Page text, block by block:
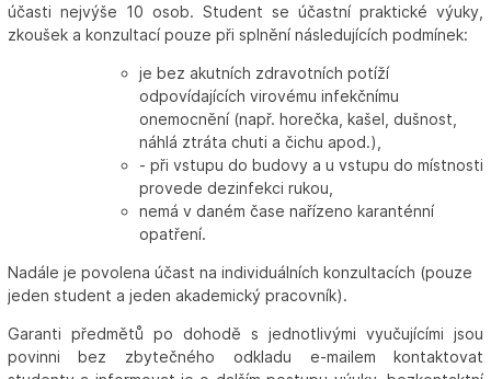
účasti nejvýše 10 osob. Student se účastní praktické výuky,
zkoušek a konzultací pouze při splnění následujících podmínek:
je bez akutních zdravotních potíží
odpovídajících virovému infekčnímu
onemocnění (např. horečka, kašel, dušnost,
náhlá ztráta chuti a čichu apod.),
- při vstupu do budovy a u vstupu do místnosti
provede dezinfekci rukou,
nemá v daném čase nařízeno karanténní
opatření.
Nadále je povolena účast na individuálních konzultacích (pouze
jeden student a jeden akademický pracovník).
Garanti předmětů po dohodě s jednotlivými vyučujícími jsou
povinni bez zbytečného odkladu e-mailem kontaktovat